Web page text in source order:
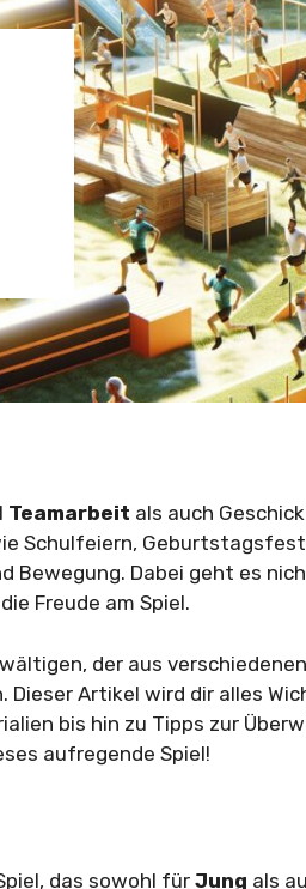
Teamarbeit als auch
Schulfeiern,
Bewegung. Dabei geht es
Freude am Spiel.
der aus
Artikel wird dir alles
bis hin zu Tipps zur
aufregende Spiel!
das sowohl für Jung als